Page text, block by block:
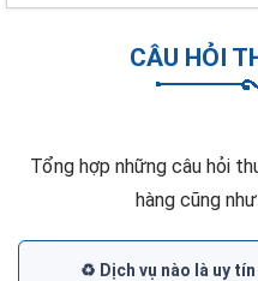
CÂU HỎI
Tổng hợp những câu hỏi
hàng cũng
♻️ Dịch vụ nào là uy